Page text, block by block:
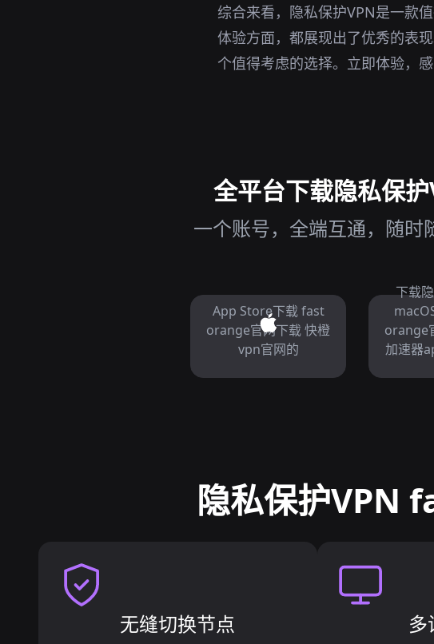
综合来看，隐私保护VPN是一款
体验方面，都展现出了优秀的表
个值得考虑的选择。立即体验，
全平台下载隐私保
一个账号，全端互通，随
App Store下载 fast
orange官网下载 快橙
vpn官网的
下载
orange
加速器
隐私保护VPN
无缝切换节点 多